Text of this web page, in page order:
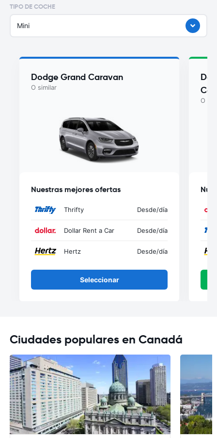
TIPO DE COCHE
Mini
Dodge Grand Caravan
O similar
Nuestras mejores ofertas
Thrifty Desde/día
Dollar Rent a Car Desde/día
Hertz Desde/día
Seleccionar
O
Ciudades populares en Canadá